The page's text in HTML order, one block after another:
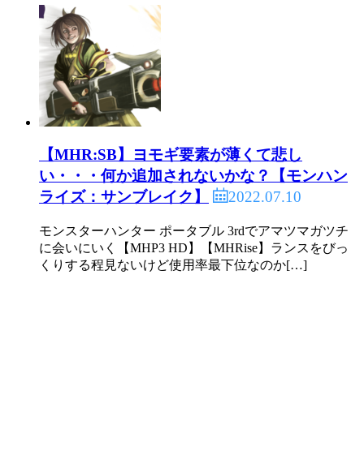
【MHR:SB】ヨモギ要素が薄くて悲し
い・・・何か追加されないかな？【モンハン
ライズ：サンブレイク】
2022.07.10
モンスターハンター ポータブル 3rdでアマツマガツチ
に会いにいく【MHP3 HD】【MHRise】ランスをびっ
くりする程見ないけど使用率最下位なのか[…]